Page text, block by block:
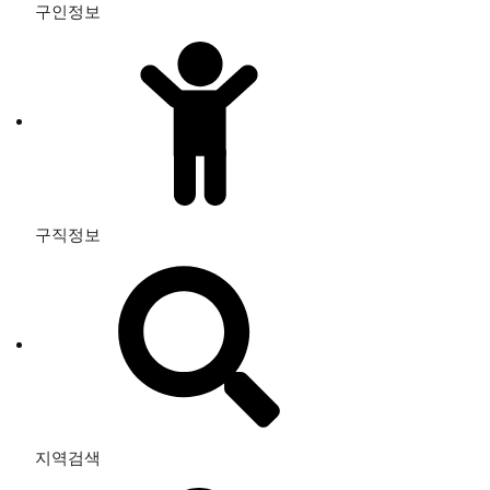
구인정보
구직정보
지역검색